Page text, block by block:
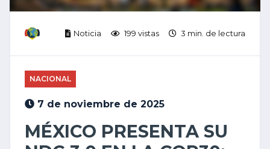
Noticia 199 vistas 3 min. de lectura
NACIONAL
7 de noviembre de 2025
MÉXICO PRESENTA SU